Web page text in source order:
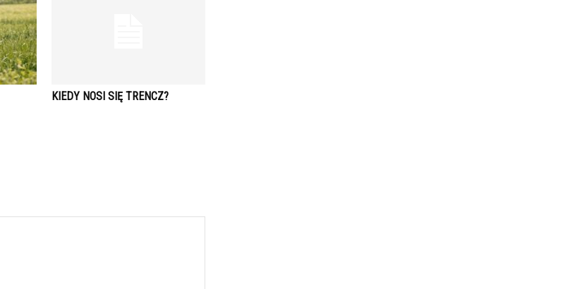
KIEDY NOSI SIĘ TRENCZ?